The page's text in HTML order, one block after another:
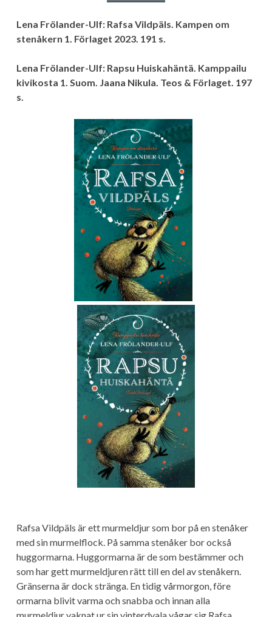
Lena Frölander-Ulf: Rafsa Vildpäls. Kampen om
stenåkern 1. Förlaget 2023. 191 s.
Lena Frölander-Ulf: Rapsu Huiskahäntä. Kamppailu
kivikosta 1. Suom. Jaana Nikula. Teos & Förlaget. 197
s.
Rafsa Vildpäls är ett murmeldjur som bor på en stenåker
med sin murmelflock. På samma stenåker bor också
huggormarna. Huggormarna är de som bestämmer och
som har gett murmeldjuren rätt till en del av stenåkern.
Gränserna är dock stränga. En tidig vårmorgon, före
ormarna blivit varma och snabba och innan alla